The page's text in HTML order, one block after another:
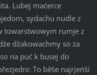
Lubej maćerce
sydachu nudle z
towarstwowym rumje z
dźakowachmy so za
na puć k busej do
To běše najrjeńši